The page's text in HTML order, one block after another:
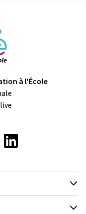
à l'École
YouTube